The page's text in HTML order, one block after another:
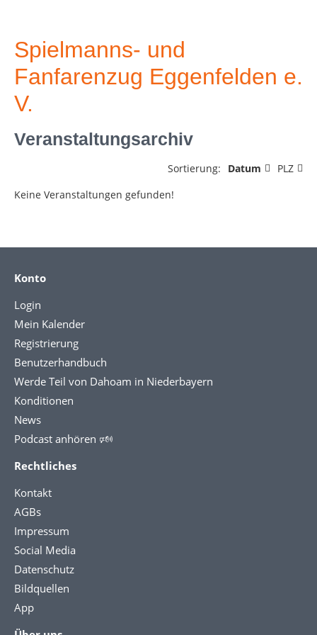
Spielmanns- und
Fanfarenzug Eggenfelden e.
V.
Veranstaltungsarchiv
Sortierung: Datum
PLZ
Keine Veranstaltungen gefunden!
Konto
Login
Mein Kalender
Registrierung
Benutzerhandbuch
Werde Teil von Dahoam in Niederbayern
Konditionen
News
Podcast anhören 🕬
Rechtliches
Kontakt
AGBs
Impressum
Social Media
Datenschutz
Bildquellen
App